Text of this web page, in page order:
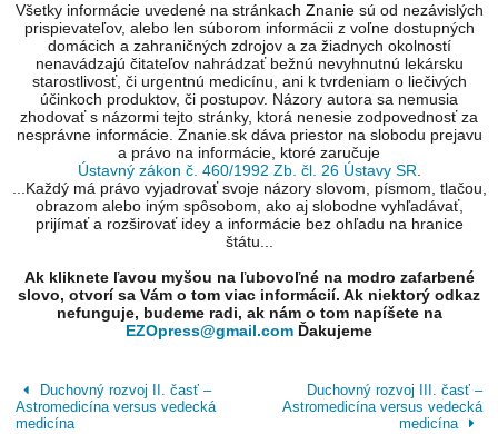
Všetky informácie uvedené na stránkach Znanie sú od nezávislých
prispievateľov, alebo len súborom informácii z voľne dostupných
domácich a zahraničných zdrojov a za žiadnych okolností
nenavádzajú čitateľov nahrádzať bežnú nevyhnutnú lekársku
starostlivosť, či urgentnú medicínu, ani k tvrdeniam o liečivých
účinkoch produktov, či postupov. Názory autora sa nemusia
zhodovať s názormi tejto stránky, ktorá nenesie zodpovednosť za
nesprávne informácie. Znanie.sk dáva priestor na slobodu prejavu
a právo na informácie, ktoré zaručuje
Ústavný zákon č. 460/1992 Zb. čl. 26 Ústavy SR
...Každý má právo vyjadrovať svoje názory slovom, písmom, tlačou,
obrazom alebo iným spôsobom, ako aj slobodne vyhľadávať,
prijímať a rozširovať idey a informácie bez ohľadu na hranice
štátu...
Ak kliknete ľavou myšou na ľubovoľné na modro zafarbené
slovo, otvorí sa Vám o tom viac informácií. Ak niektorý odkaz
nefunguje, budeme radi, ak nám o tom napíšete na
EZOpress@gmail.com Ďakujeme
Duchovný rozvoj II. časť –
Astromedicína versus vedecká
medicína
Duchovný rozvoj III. časť –
Astromedicína versus vedecká
medicína